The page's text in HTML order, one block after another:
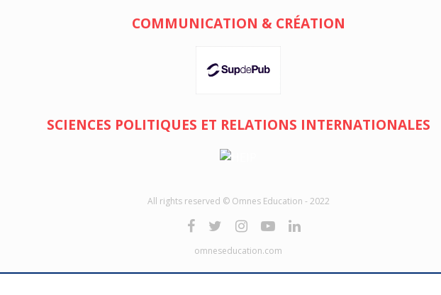
COMMUNICATION & CRÉATION
SCIENCES POLITIQUES ET RELATIONS INTERNATIONALES
All rights reserved © Omnes Education - 2022
omneseducation.com